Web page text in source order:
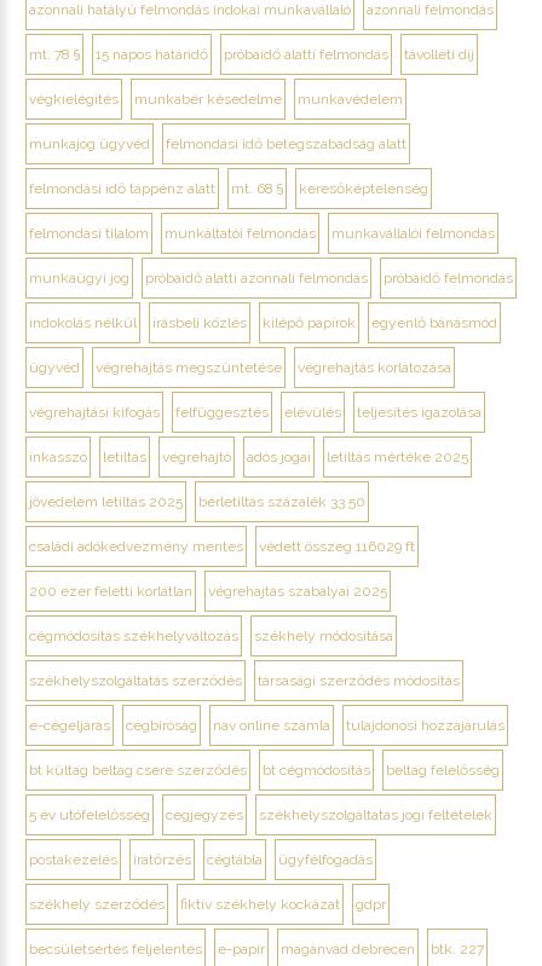
azonnali hatályú felmondás indokai munkavállaló azonnali felmondás
mt. 78 § 15 napos határidő próbaidő alatti felmondás távolléti díj
végkielégítés munkabér késedelme munkavédelem
munkajog ügyvéd felmondási idő betegszabadság alatt
felmondási idő táppénz alatt mt. 68 § keresőképtelenség
felmondási tilalom munkáltatói felmondás munkavállalói felmondás
munkaügyi jog próbaidő alatti azonnali felmondás próbaidő felmondás
indokolás nélkül írásbeli közlés kilépő papírok egyenlő bánásmód
ügyvéd végrehajtás megszüntetése végrehajtás korlátozása
végrehajtási kifogás felfüggesztés elévülés teljesítés igazolása
inkasszó letiltás végrehajtó adós jogai letiltás mértéke 2025
jövedelem letiltás 2025 bérletiltás százalék 33 50
családi adókedvezmény mentes védett összeg 116029 ft
200 ezer feletti korlátlan végrehajtás szabályai 2025
cégmódosítás székhelyváltozás székhely módosítása
székhelyszolgáltatás szerződés társasági szerződés módosítás
e-cégeljárás cégbíróság nav online számla tulajdonosi hozzájárulás
bt kültag beltag csere szerződés bt cégmódosítás beltag felelősség
5 év utófelelősség cégjegyzés székhelyszolgáltatás jogi feltételek
postakezelés iratőrzés cégtábla ügyfélfogadás
székhely szerződés fiktív székhely kockázat gdpr
becsületsértés feljelentés e-papír magánvád debrecen btk. 227